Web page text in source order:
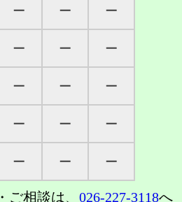
─ ─
─
─ ─
─
─ ─
─
─ ─
─
─ ─ ─
ご相談は、 026-227-3118へ